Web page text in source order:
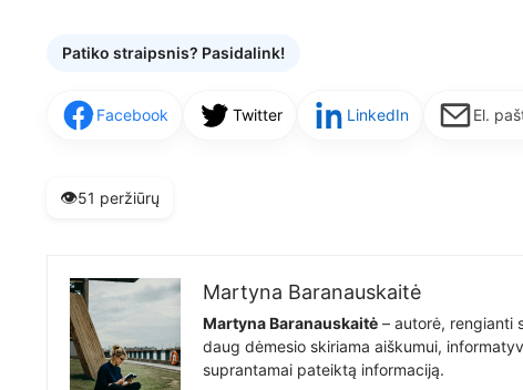
Patiko straipsnis? Pasidalink!
Facebook Twitter LinkedIn El.
👁️51 peržiūrų
Martyna Baranauskaitė
Martyna Baranauskaitė – autorė, rengianti
daug dėmesio skiriama aiškumui,
suprantamai pateiktą informaciją.